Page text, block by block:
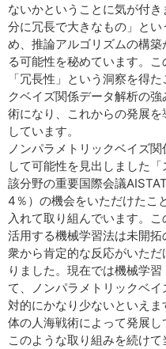
ないかということに気が付
分に冗長で大きなもの」と
め、推論アルゴリズムの構
る可能性を秘めています。こ
「冗長性」という洞察を得
クベイズ関係データ解析の
術になり、これからの発展
しています。
ノンパラメトリックベイズ
して可能性を見出しました
該分野の重要国際会議
4％）の機会をいただけたこ
入れて取り組んでいます。
活用する機械学習法は未開
衆から肯定的な反応がいた
りました。現在では機械学
て、ノンパラメトリックベ
対的にかなり少ないといえ
体の人海戦術によって発展
このような取り組みを続け